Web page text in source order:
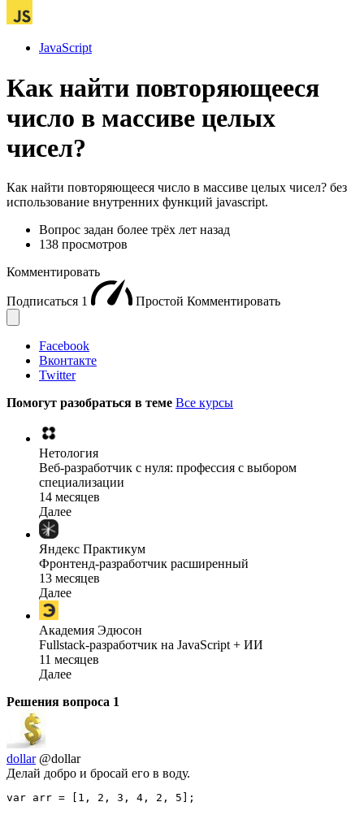
JavaScript
Как найти повторяющееся
число в массиве целых
чисел?
Как найти повторяющееся число в массиве целых чисел? без
использование внутренних функций javascript.
Вопрос задан более трёх лет назад
138 просмотров
Комментировать
Подписаться 1 Простой Комментировать
Facebook
Вконтакте
Twitter
Помогут разобраться в теме Все курсы
Нетология
Веб-разработчик с нуля: профессия с выбором
специализации
14 месяцев
Далее
Яндекс Практикум
Фронтенд-разработчик расширенный
13 месяцев
Далее
Академия Эдюсон
Fullstack-разработчик на JavaScript + ИИ
11 месяцев
Далее
Решения вопроса 1
dollar @dollar
Делай добро и бросай его в воду.
var arr = [1, 2, 3, 4, 2, 5];